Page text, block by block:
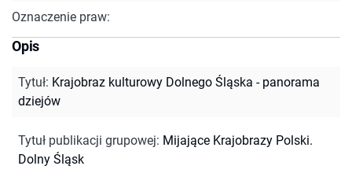
Oznaczenie praw:
Opis
Tytuł: Krajobraz kulturowy Dolnego Śląska - panorama
dziejów
Tytuł publikacji grupowej: Mijające Krajobrazy Polski.
Dolny Śląsk